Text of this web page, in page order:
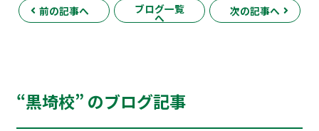
前の記事へ ブログ一覧
へ
次の記事へ
“黒埼校” のブログ記事